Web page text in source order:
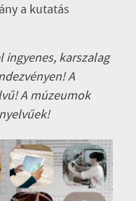
a kutatás
karszalag
A
A múzeumok